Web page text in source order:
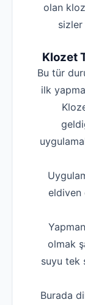
olan
Klozet
Bu tür
ilk
eldiven
olmak
suyu tek
Burada